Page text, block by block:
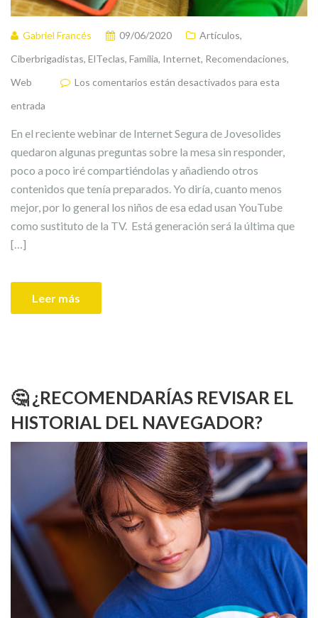
Gabriel Francés 09/06/2020 Artículos,
Ciberbrigadistas, ElTeclas, Familia, Internet, Recomendaciones,
Web
Los comentarios están desactivados para esta
entrada
En el reciente webinar de Internet Segura de Jovesolides
quedaron algunas preguntas sobre la mesa sin responder,
poco a poco iré compartiéndolas y añadiendo otros
contenidos que tenía preparados. Yo diría, cuanto menos
mejor, por lo general los niños de esa edad usan YouTube
como sustituto de la TV. Está generación será la última que
[…]
Leer más
🤔 ¿RECOMENDARÍAS REVISAR EL
HISTORIAL DEL NAVEGADOR?